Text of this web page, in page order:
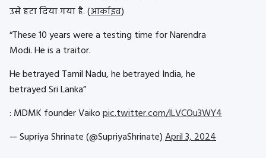
उसे हटा दिया गया है. (आर्काइव)
“These 10 years were a testing time for Narendra
Modi. He is a traitor.
He betrayed Tamil Nadu, he betrayed India, he
betrayed Sri Lanka”
: MDMK founder Vaikopic.twitter.com/lLVCOu3WY4
— Supriya Shrinate (@SupriyaShrinate)April 3, 2024